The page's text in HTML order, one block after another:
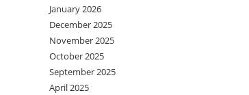
January 2026
December 2025
November 2025
October 2025
September 2025
April 2025